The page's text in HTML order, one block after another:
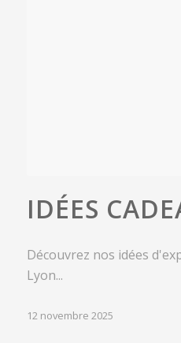
IDÉES
Découvrez nos idées
Lyon...
12 novembre 2025